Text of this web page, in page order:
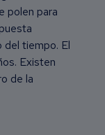
polen para
del tiempo. El
Existen
de la